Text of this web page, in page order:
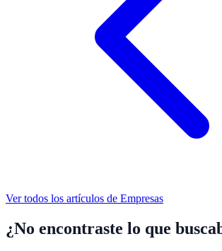
Ver todos los artículos de Empresas
¿No encontraste lo que